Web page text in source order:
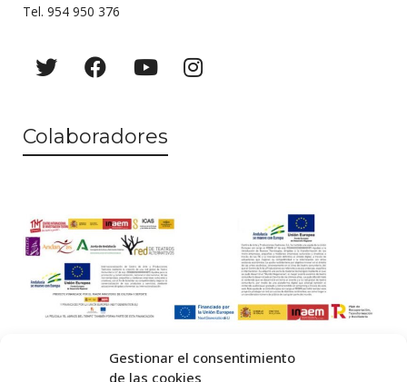
Gestionar el consentimiento
de las cookies
Tel. 954 950 376
Colaboradores